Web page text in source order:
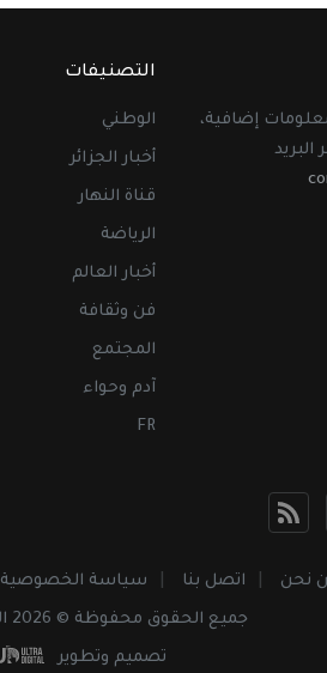
إضافية،
البريد
التصنيفات
الوطني
أخبار الجزائر
قناة النهار
الرياضة
أخبار العالم
فن وثقافة
المجتمع
آدم وحواء
FR
نحن اتصل بنا سياسة الخصوصية
جميع الحقوق محفوظة © 2026 النهار أونلاين
تصميم وتطوير